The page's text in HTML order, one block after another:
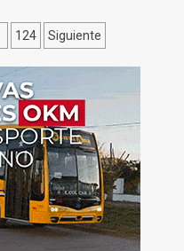
124 Siguiente